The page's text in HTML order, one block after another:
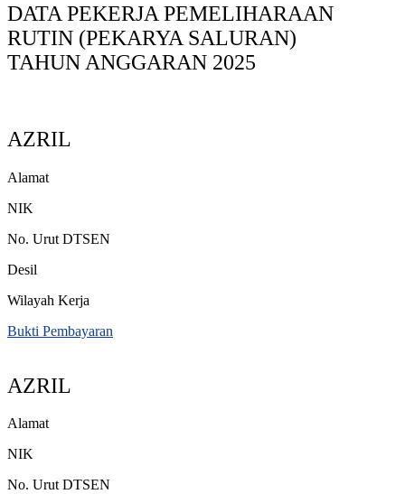
DATA PEKERJA PEMELIHARAAN
RUTIN (PEKARYA SALURAN)
TAHUN ANGGARAN 2025
AZRIL
Alamat
NIK
No. Urut DTSEN
Desil
Wilayah Kerja
Bukti Pembayaran
AZRIL
Alamat
NIK
No. Urut DTSEN